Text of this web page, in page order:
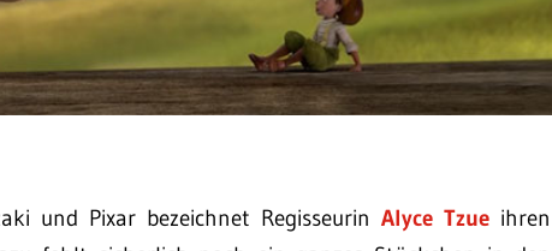
und Pixar bezeichnet RegisseurinAlyce Tzue ihren